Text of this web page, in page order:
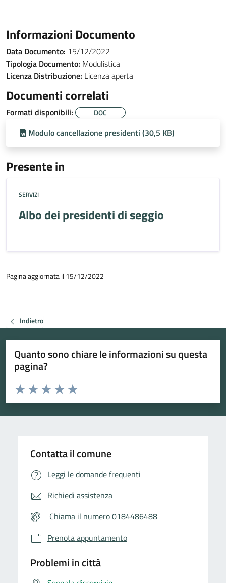
Informazioni Documento
Data Documento: 15/12/2022
Tipologia Documento: Modulistica
Licenza Distribuzione: Licenza aperta
Documenti correlati
Formati disponibili: DOC
Modulo cancellazione presidenti (30,5 KB)
Presente in
SERVIZI
Albo dei presidenti di seggio
Pagina aggiornata il 15/12/2022
Indietro
Quanto sono chiare le informazioni su questa
pagina?
Valuta da 1 a 5 stelle la pagina
Valuta 5 stelle su 5
Valuta 4 stelle su 5
Valuta 3 stelle su 5
Valuta 2 stelle su 5
Valuta 1 stelle su 5
Contatta il comune
Leggi le domande frequenti
Richiedi assistenza
Chiama il numero 0184486488
Prenota appuntamento
Problemi in città